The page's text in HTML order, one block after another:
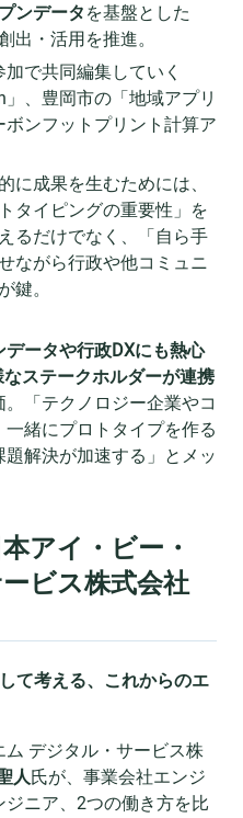
ンデータ を基盤とした
出・活用を推進。
で共同編集していく
」、豊岡市の「地域アプリ
ボンフットプリント計算ア
に成果を生むためには、
タイピングの重要性」を
るだけでなく、「自ら手
ながら行政や他コミュニ
鍵。
ータや行政DXにも熱心
ステークホルダーが連携
。「テクノロジー企業やコ
緒にプロトタイプを作る
解決が加速する」とメッ
アイ・ビー・
ビス株式会社
て考える、これからのエ
デジタル・サービス株
人氏が、事業会社エンジ
ニア、2つの働き方を比